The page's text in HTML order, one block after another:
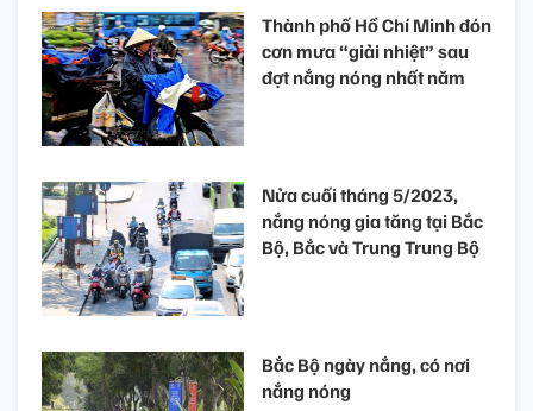
Thành phố Hồ Chí Minh đón
cơn mưa “giải nhiệt” sau
đợt nắng nóng nhất năm
Nửa cuối tháng 5/2023,
nắng nóng gia tăng tại Bắc
Bộ, Bắc và Trung Trung Bộ
Bắc Bộ ngày nắng, có nơi
nắng nóng